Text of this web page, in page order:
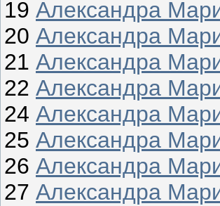
19 Александра
20 Александра
21 Александра
22 Александра
24 Александра
25 Александра
26 Александра
27 Александра